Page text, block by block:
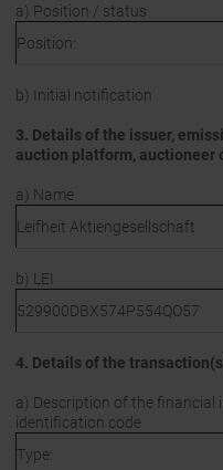
a) Position / status
Position:
b) Initial notification
3. Details of the issuer,
auction platform, auctioneer
a) Name
Leifheit Aktiengesellschaft
b) LEI
529900DBX574P554QO57
4. Details of the
a) Description of the
identification code
Type: